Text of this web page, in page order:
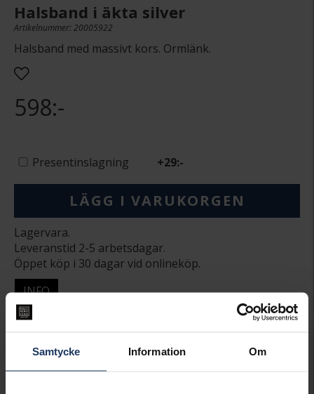
Samtycke Information Om
Halsband i äkta silver
Artikelnummer: 20005922
Halsband med massivt kors. Ormlänk.
598:-
Presentinslagning +29:-
LÄGG I VARUKORGEN
Lagervara.
Leveranstid 2-5 arbetsdagar.
Öppet köp i 30 dagar vid onlineköp.
INFO
BREDD CA (MM)
LÄNGD CA (CM)
42+3